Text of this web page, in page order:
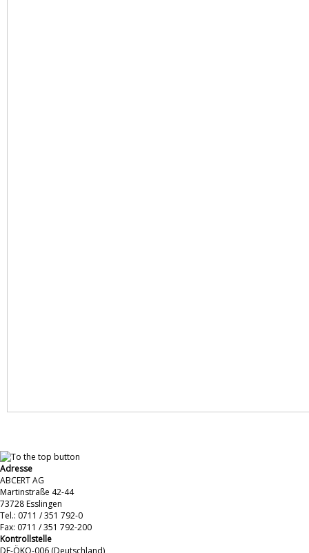
Adresse
ABCERT AG
Martinstraße 42-44
73728 Esslingen
Tel.: 0711 / 351 792-0
Fax: 0711 / 351 792-200
Kontrollstelle
DE-ÖKO-006 (Deutschland)